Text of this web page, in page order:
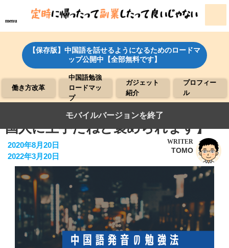
menu
【保存版】中国語を話せるようになるためのロードマ
ップ公開中【全部無料です】
働き方改革
中国語勉強
ロードマッ
プ
ガジェット
紹介
プロフィー
ル
中国語発音の勉強方法【続けたら中
国人に上手だねと褒められます】
2020年8月20日
2022年3月20日
WRITER
TOMO
モバイルバージョンを終了